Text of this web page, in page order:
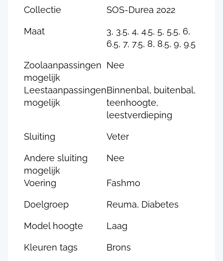
Collectie SOS-Durea 2022
Maat
3, 3.5, 4, 4.5, 5, 5.5, 6,
6.5, 7, 7.5, 8, 8.5, 9, 9.5
Zoolaanpassingen
mogelijk
Nee
Leestaanpassingen
mogelijk
Binnenbal, buitenbal,
teenhoogte,
leestverdieping
Sluiting Veter
Andere sluiting
mogelijk
Nee
Voering Fashmo
Doelgroep Reuma, Diabetes
Model hoogte Laag
Kleuren tags Brons